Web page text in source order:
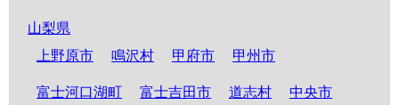
山梨県
上野原市
鳴沢村 甲府市 甲州市
富士河口湖町 富士吉田市 道志村 中央市